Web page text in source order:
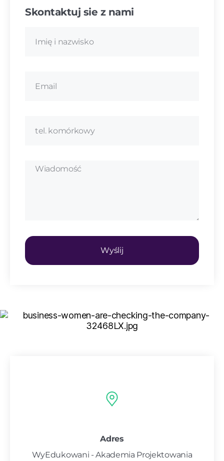
Skontaktuj sie z nami
Wyślij
Adres
WyEdukowani - Akademia Projektowania